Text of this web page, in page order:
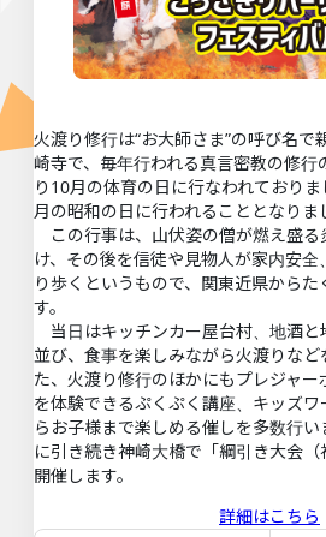
火渡り修行は“お大師さま”の呼び名
崎寺で、毎年行われる真言密教の修行
り10月の体育の日に行なわれており
月の昭和の日に行われることとなりま
この行事は、山伏姿の僧が燃え盛る
け、その後を信徒や見物人が家内安
り歩くというもので、関東近県から
す。
当日はキッチンカー屋台村、地酒と
並び、食事を楽しみながら火渡りなど
た、火渡り修行のほかにもプレジャ
を体験できるぷくぷく講座、キッズ
らお子様まで楽しめる催しを多数行
に引き続き神崎大橋で「綱引き大会（
開催します。
詳細はこちら